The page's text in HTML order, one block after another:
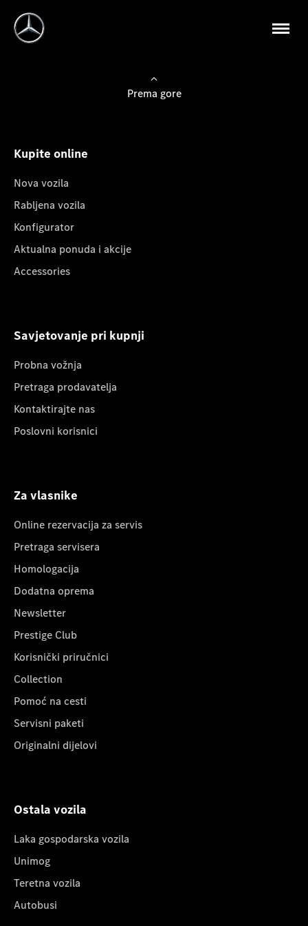
Prema gore
Kupite online
Nova vozila
Rabljena vozila
Konfigurator
Aktualna ponuda i akcije
Accessories
Savjetovanje pri kupnji
Probna vožnja
Pretraga prodavatelja
Kontaktirajte nas
Poslovni korisnici
Za vlasnike
Online rezervacija za servis
Pretraga servisera
Homologacija
Dodatna oprema
Newsletter
Prestige Club
Korisnički priručnici
Collection
Pomoć na cesti
Servisni paketi
Originalni dijelovi
Ostala vozila
Laka gospodarska vozila
Unimog
Teretna vozila
Autobusi